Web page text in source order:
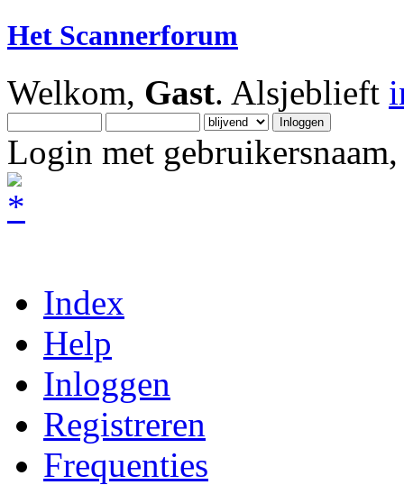
Het Scannerforum
Welkom, Gast. Alsjeblieft
Login met
Index
Help
Inloggen
Registreren
Frequenties